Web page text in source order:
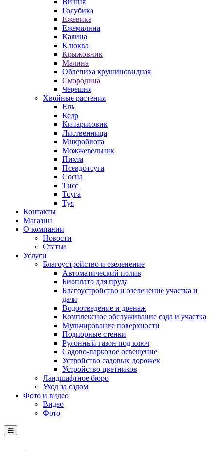
Голубика
Ежевика
Ежемалина
Калина
Клюква
Крыжовник
Малина
Облепиха крушиновидная
Смородина
Черешня
Хвойные растения
Ель
Кедр
Кипарисовик
Лиственница
Микробиота
Можжевельник
Пихта
Псевдотсуга
Сосна
Тисс
Тсуга
Туя
Контакты
Магазин
О компании
Новости
Статьи
Услуги
Благоустройство и озеленение
Автоматический полив
Биоплато для пруда
Благоустройство и озеленение участка и
дачи
Водоотведение и дренаж
Комплексное обслуживание сада и участка
Мульчирование поверхности
Подпорные стенки
Рулонный газон под ключ
Садово-парковое освещение
Устройство садовых дорожек
Устройство цветников
Ландшафтное бюро
Уход за садом
Фото и видео
Видео
Фото